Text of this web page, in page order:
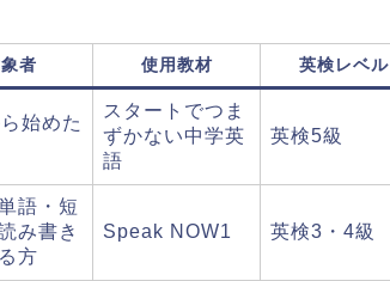
者 使用教材 英検レベル
始めた
スタートでつま
ずかない中学英
語
英検5級
語・短
み書き
方
Speak NOW1 英検3・4級